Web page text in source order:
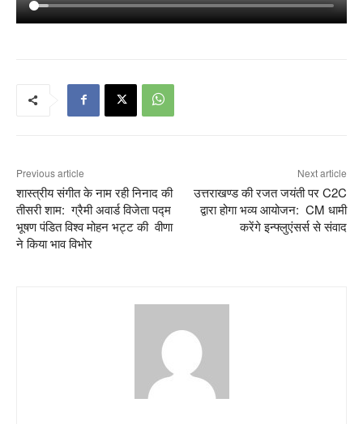
Previous article
शास्त्रीय संगीत के नाम रही निनाद की
तीसरी शाम: ग्रैमी अवार्ड विजेता पद्म
भूषण पंडित विश्व मोहन भट्ट की वीणा
ने किया भाव विभोर
Next article
उत्तराखण्ड की रजत जयंती पर C2C
द्वारा होगा भव्य आयोजन: CM ‌धामी
करेंगे इन्फ्लुएंसर्स से संवाद